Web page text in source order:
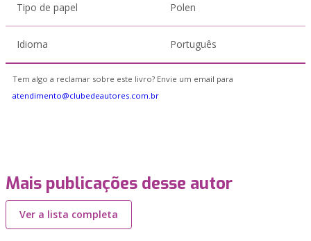
Tipo de papel Polen
Idioma Português
Tem algo a reclamar sobre este livro? Envie um email para
atendimento@clubedeautores.com.br
Mais publicações desse autor
Ver a lista completa